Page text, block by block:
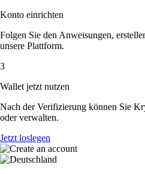
Konto einrichten
Folgen Sie den Anweisungen,
unsere Plattform.
3
Wallet jetzt nutzen
Nach der Verifizierung können Sie
oder verwalten.
Jetzt loslegen